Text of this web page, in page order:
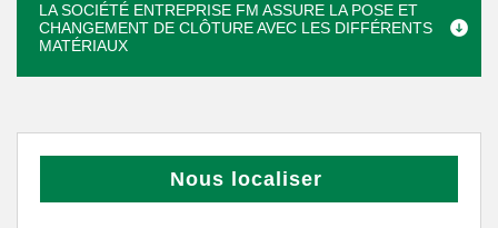
LA SOCIÉTÉ ENTREPRISE FM ASSURE LA POSE ET
CHANGEMENT DE CLÔTURE AVEC LES DIFFÉRENTS
MATÉRIAUX
Nous localiser